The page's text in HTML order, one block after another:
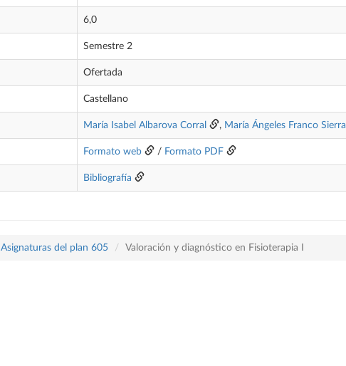
6,0
Semestre 2
Ofertada
Castellano
María Isabel Albarova Corral , María Ángeles Franco Sierra
Formato web / Formato PDF
Bibliografía
Asignaturas del plan 605 Valoración y diagnóstico en Fisioterapia I